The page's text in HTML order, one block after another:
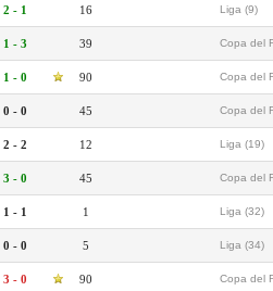
2 - 1 16 Liga (9)
1 - 3 39 Copa del
1 - 0 90 Copa del
0 - 0 45 Copa del
2 - 2 12 Liga (19)
3 - 0 45 Copa del
1 - 1 1 Liga (32)
0 - 0 5 Liga (34)
3 - 0 90 Copa del